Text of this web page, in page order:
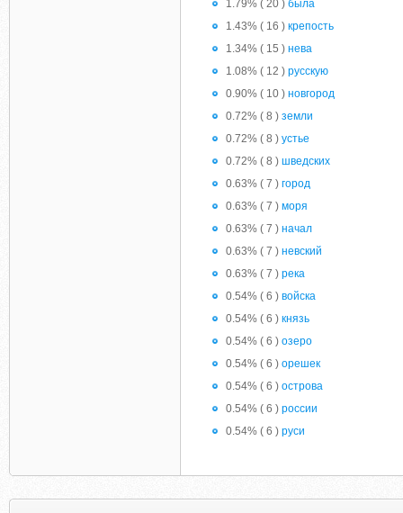
1.79% ( 20 ) была
1.43% ( 16 ) крепость
1.34% ( 15 ) нева
1.08% ( 12 ) русскую
0.90% ( 10 ) новгород
0.72% ( 8 ) земли
0.72% ( 8 ) устье
0.72% ( 8 ) шведских
0.63% ( 7 ) город
0.63% ( 7 ) моря
0.63% ( 7 ) начал
0.63% ( 7 ) невский
0.63% ( 7 ) река
0.54% ( 6 ) войска
0.54% ( 6 ) князь
0.54% ( 6 ) озеро
0.54% ( 6 ) орешек
0.54% ( 6 ) острова
0.54% ( 6 ) россии
0.54% ( 6 ) руси